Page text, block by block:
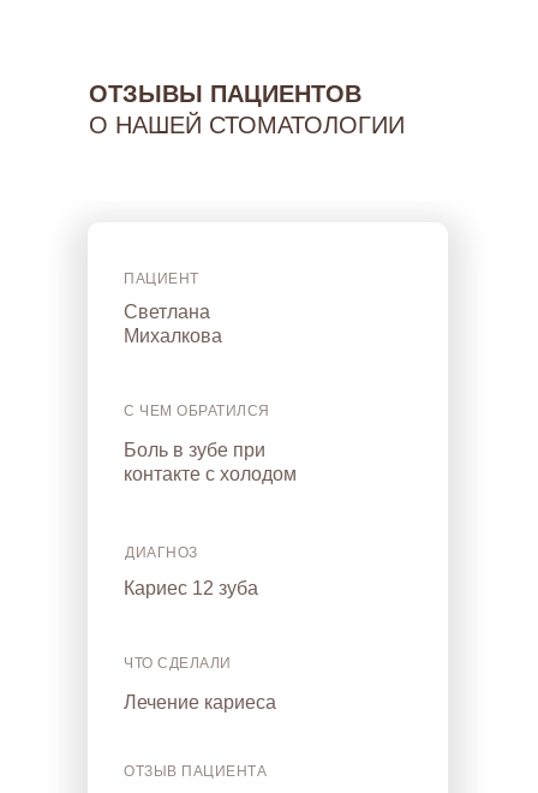
ОТЗЫВЫ ПАЦИЕНТОВ
О НАШЕЙ СТОМАТОЛОГИИ
ПАЦИЕНТ
С ЧЕМ ОБРАТИЛСЯ
ОТЗЫВ ПАЦИЕНТА
ЧТО СДЕЛАЛИ
ДИАГНОЗ
Светлана
Михалкова
Боль в зубе при
контакте с холодом
Лечение кариеса
Кариес 12 зуба